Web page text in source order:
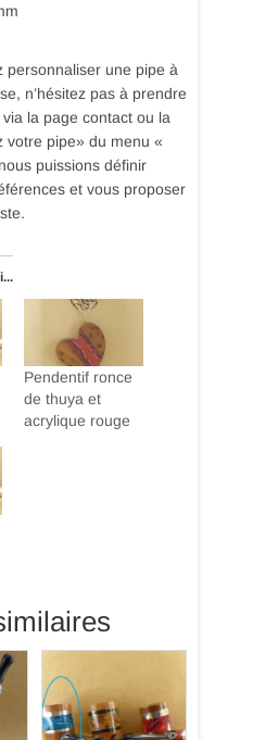
personnaliser une pipe à
n’hésitez pas à prendre
la page contact ou la
votre pipe» du menu «
puissions définir
et vous proposer
Pendentif ronce
de thuya et
acrylique rouge